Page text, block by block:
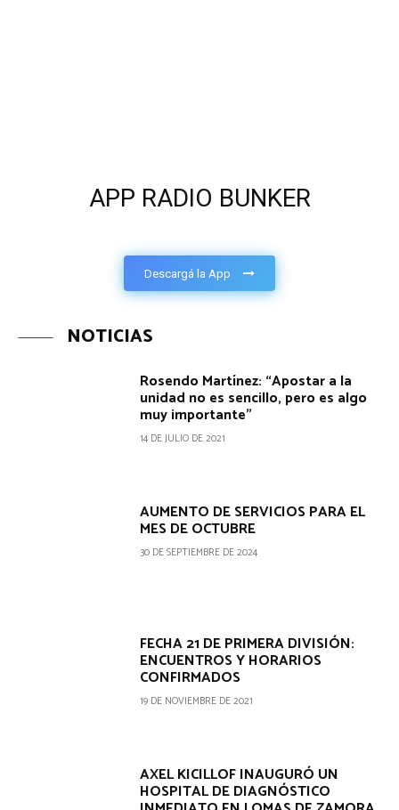
APP RADIO BUNKER
Descargá la App
NOTICIAS
Rosendo Martínez: “Apostar a la
unidad no es sencillo, pero es algo
muy importante”
14 DE JULIO DE 2021
AUMENTO DE SERVICIOS PARA EL
MES DE OCTUBRE
30 DE SEPTIEMBRE DE 2024
FECHA 21 DE PRIMERA DIVISIÓN:
ENCUENTROS Y HORARIOS
CONFIRMADOS
19 DE NOVIEMBRE DE 2021
AXEL KICILLOF INAUGURÓ UN
HOSPITAL DE DIAGNÓSTICO